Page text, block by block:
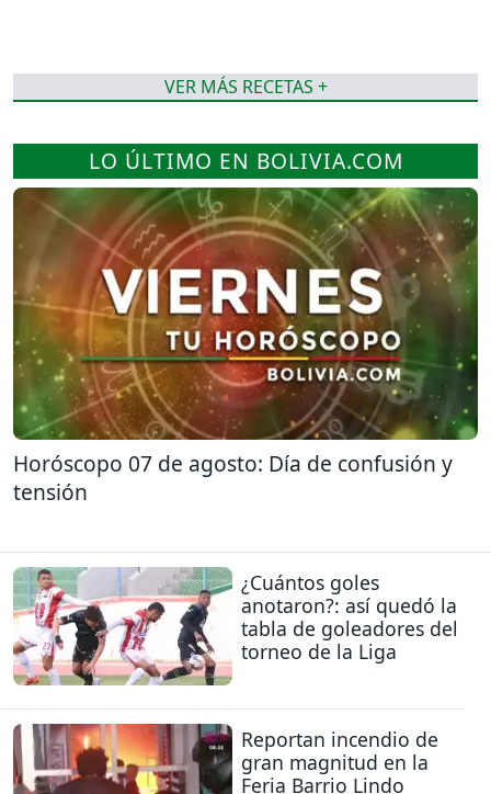
VER MÁS RECETAS +
LO ÚLTIMO EN BOLIVIA.COM
Horóscopo 07 de agosto: Día de confusión y
tensión
¿Cuántos goles
anotaron?: así quedó la
tabla de goleadores del
torneo de la Liga
Reportan incendio de
gran magnitud en la
Feria Barrio Lindo